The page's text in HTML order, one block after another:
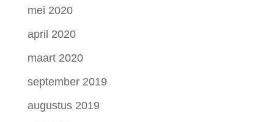
mei 2020
april 2020
maart 2020
september 2019
augustus 2019